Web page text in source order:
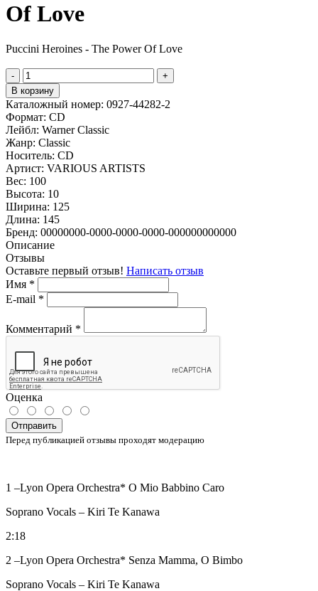
Of Love
Puccini Heroines - The Power Of Love
-
+
В корзину
Каталожный номер: 0927-44282-2
Формат: CD
Лейбл: Warner Classic
Жанр: Classic
Носитель: CD
Артист: VARIOUS ARTISTS
Вес: 100
Высота: 10
Ширина: 125
Длина: 145
Бренд: 00000000-0000-0000-0000-000000000000
Описание
Отзывы
Оставьте первый отзыв! Написать отзыв
Имя *
E-mail *
Комментарий *
Оценка
Отправить
Перед публикацией отзывы проходят модерацию
1 –Lyon Opera Orchestra* O Mio Babbino Caro
Soprano Vocals – Kiri Te Kanawa
2:18
2 –Lyon Opera Orchestra* Senza Mamma, O Bimbo
Soprano Vocals – Kiri Te Kanawa